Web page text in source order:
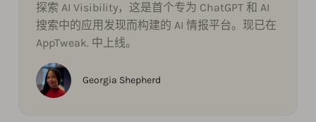
探索 AI Visibility，这是首个专为 ChatGPT 和 AI
搜索中的应用发现而构建的 AI 情报平台。现已在
AppTweak. 中上线。
Georgia Shepherd